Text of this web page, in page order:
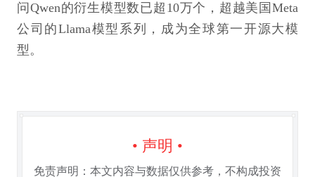
问Qwen的衍生模型数已超10万个，超越美国Meta
公司的Llama模型系列，成为全球第一开源大模
型。
• 声明 •
免责声明：本文内容与数据仅供参考，不构成投资